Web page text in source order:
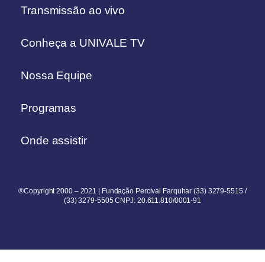
Transmissão ao vivo
Conheça a UNIVALE TV
Nossa Equipe
Programas
Onde assistir
®Copyright 2000 – 2021 | Fundação Percival Farquhar (33) 3279-5515 /
(33) 3279-5505 CNPJ: 20.611.810/0001-91